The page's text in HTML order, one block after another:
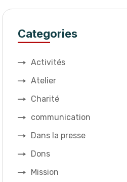
Categories
Activités
Atelier
Charité
communication
Dans la presse
Dons
Mission